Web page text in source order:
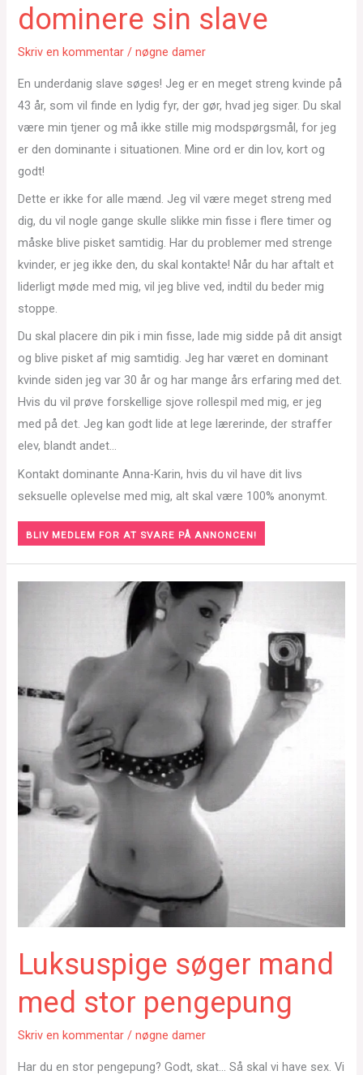
dominere sin slave
Skriv en kommentar /nøgne damer
En underdanig slave søges! Jeg er en meget streng kvinde på
43 år, som vil finde en lydig fyr, der gør, hvad jeg siger. Du skal
være min tjener og må ikke stille mig modspørgsmål, for jeg
er den dominante i situationen. Mine ord er din lov, kort og
godt!
Dette er ikke for alle mænd. Jeg vil være meget streng med
dig, du vil nogle gange skulle slikke min fisse i flere timer og
måske blive pisket samtidig. Har du problemer med strenge
kvinder, er jeg ikke den, du skal kontakte! Når du har aftalt et
liderligt møde med mig, vil jeg blive ved, indtil du beder mig
stoppe.
Du skal placere din pik i min fisse, lade mig sidde på dit ansigt
og blive pisket af mig samtidig. Jeg har været en dominant
kvinde siden jeg var 30 år og har mange års erfaring med det.
Hvis du vil prøve forskellige sjove rollespil med mig, er jeg
med på det. Jeg kan godt lide at lege lærerinde, der straffer
elev, blandt andet…
Kontakt dominante Anna-Karin, hvis du vil have dit livs
seksuelle oplevelse med mig, alt skal være 100% anonymt.
BLIV MEDLEM FOR AT SVARE PÅ ANNONCEN!
Luksuspige søger mand
med stor pengepung
Skriv en kommentar /nøgne damer
Har du en stor pengepung? Godt, skat… Så skal vi have sex. Vi